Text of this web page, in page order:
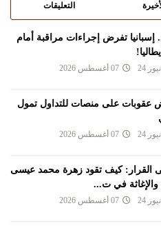
التعليقات
إسبانيا تفرض إجراءات مراقبة أمام
24 07 أغسطس 2026
عقوبات على منصات للتداول تمول
24 07 أغسطس 2026
القرار: كيف تقود زهرة محمد عيسى
في ت...
24 07 أغسطس 2026